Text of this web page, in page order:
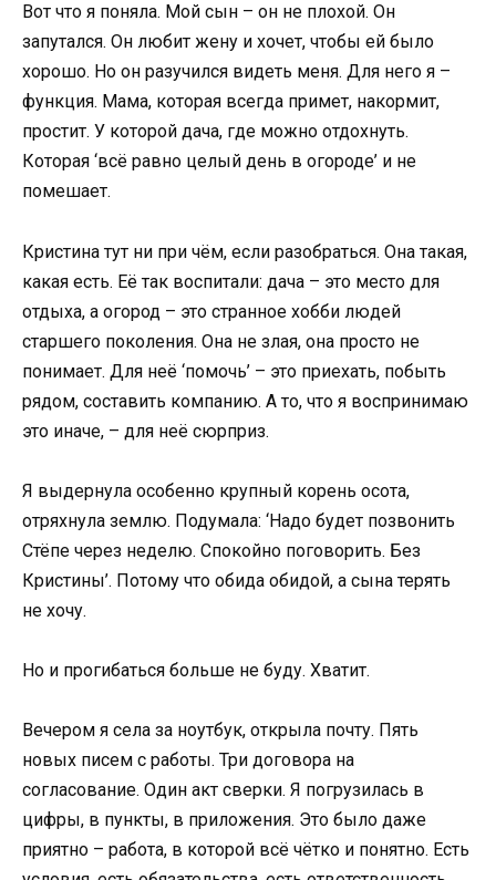
Вот что я поняла. Мой сын – он не плохой. Он
запутался. Он любит жену и хочет, чтобы ей было
хорошо. Но он разучился видеть меня. Для него я –
функция. Мама, которая всегда примет, накормит,
простит. У которой дача, где можно отдохнуть.
Которая ‘всё равно целый день в огороде’ и не
помешает.
Кристина тут ни при чём, если разобраться. Она такая,
какая есть. Её так воспитали: дача – это место для
отдыха, а огород – это странное хобби людей
старшего поколения. Она не злая, она просто не
понимает. Для неё ‘помочь’ – это приехать, побыть
рядом, составить компанию. А то, что я воспринимаю
это иначе, – для неё сюрприз.
Я выдернула особенно крупный корень осота,
отряхнула землю. Подумала: ‘Надо будет позвонить
Стёпе через неделю. Спокойно поговорить. Без
Кристины’. Потому что обида обидой, а сына терять
не хочу.
Но и прогибаться больше не буду. Хватит.
Вечером я села за ноутбук, открыла почту. Пять
новых писем с работы. Три договора на
согласование. Один акт сверки. Я погрузилась в
цифры, в пункты, в приложения. Это было даже
приятно – работа, в которой всё чётко и понятно. Есть